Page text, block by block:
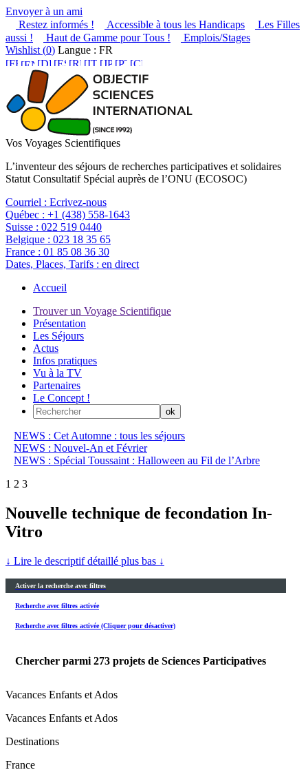
Envoyer à un ami
Restez informés !
Accessible à tous les Handicaps
Les Filles
aussi !
Haut de Gamme pour Tous !
Emplois/Stages
Wishlist (0) Langue : FR
Vos Voyages Scientifiques
L’inventeur des séjours de recherches participatives et solidaires
Statut Consultatif Spécial auprès de l’ONU (ECOSOC)
Courriel : Ecrivez-nous
Québec : +1 (438) 558-1643
Suisse : 022 519 0440
Belgique : 023 18 35 65
France : 01 85 08 36 30
Dates, Places, Tarifs : en direct
Accueil
Trouver un Voyage Scientifique
Présentation
Les Séjours
Actus
Infos pratiques
Vu à la TV
Partenaires
Le Concept !
NEWS : Cet Automne : tous les séjours
NEWS : Nouvel-An et Février
NEWS : Spécial Toussaint : Halloween au Fil de l’Arbre
1 2 3
Nouvelle technique de fecondation In-
Vitro
↓ Lire le descriptif détaillé plus bas ↓
Activer la recherche avec filtres
Recherche avec filtres activée
Recherche avec filtres activée (Cliquer pour désactiver)
Chercher parmi 273 projets de Sciences Participatives
Vacances Enfants et Ados
Vacances Enfants et Ados
Destinations
France